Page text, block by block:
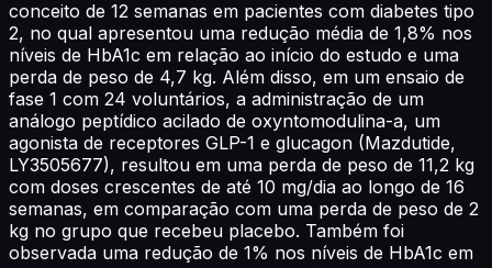
conceito de 12 semanas em pacientes com diabetes tipo
2, no qual apresentou uma redução média de 1,8% nos
níveis de HbA1c em relação ao início do estudo e uma
perda de peso de 4,7 kg. Além disso, em um ensaio de
fase 1 com 24 voluntários, a administração de um
análogo peptídico acilado de oxyntomodulina-a, um
agonista de receptores GLP-1 e glucagon (Mazdutide,
LY3505677), resultou em uma perda de peso de 11,2 kg
com doses crescentes de até 10 mg/dia ao longo de 16
semanas, em comparação com uma perda de peso de 2
kg no grupo que recebeu placebo. Também foi
observada uma redução de 1% nos níveis de HbA1c em